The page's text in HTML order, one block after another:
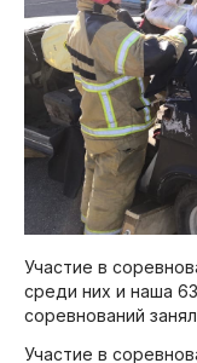
Участие в
среди них и наша
соревнований
Участие в